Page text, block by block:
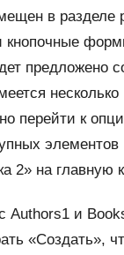
в разделе
предложено
перейти к
2» на
и
«Создать»,